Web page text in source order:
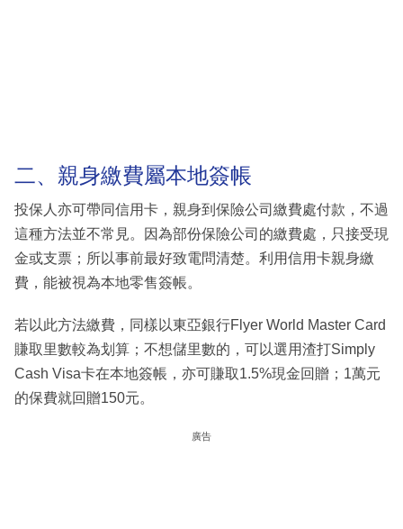
二、親身繳費屬本地簽帳
投保人亦可帶同信用卡，親身到保險公司繳費處付款，不過
這種方法並不常見。因為部份保險公司的繳費處，只接受現
金或支票；所以事前最好致電問清楚。利用信用卡親身繳
費，能被視為本地零售簽帳。
若以此方法繳費，同樣以東亞銀行Flyer World Master Card
賺取里數較為划算；不想儲里數的，可以選用渣打Simply
Cash Visa卡在本地簽帳，亦可賺取1.5%現金回贈；1萬元
的保費就回贈150元。
廣告